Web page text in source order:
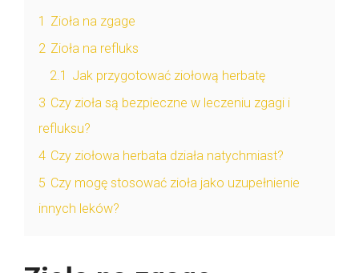
1 Zioła na zgage
2 Zioła na refluks
2.1 Jak przygotować ziołową herbatę
3 Czy zioła są bezpieczne w leczeniu zgagi i
refluksu?
4 Czy ziołowa herbata działa natychmiast?
5 Czy mogę stosować zioła jako uzupełnienie
innych leków?